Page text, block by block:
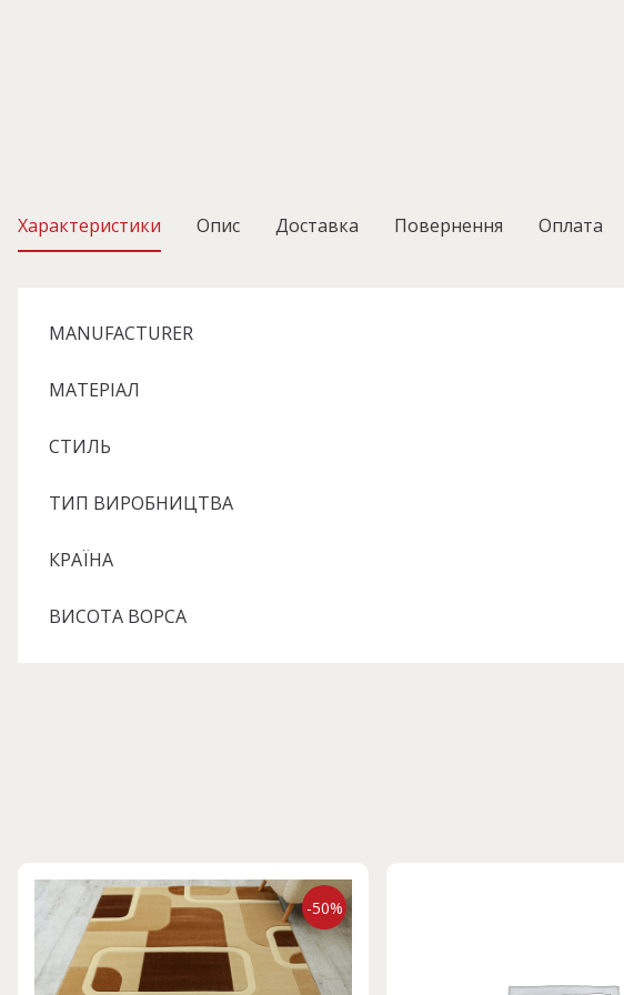
Характеристики Опис Доставка Повернення Оплата
MANUFACTURER
МАТЕРІАЛ
СТИЛЬ
ТИП ВИРОБНИЦТВА
КРАЇНА
ВИСОТА ВОРСА
-50%